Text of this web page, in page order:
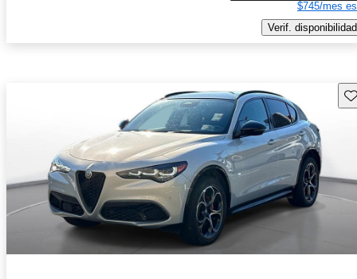
$745/mes
Verif. disponibilidad